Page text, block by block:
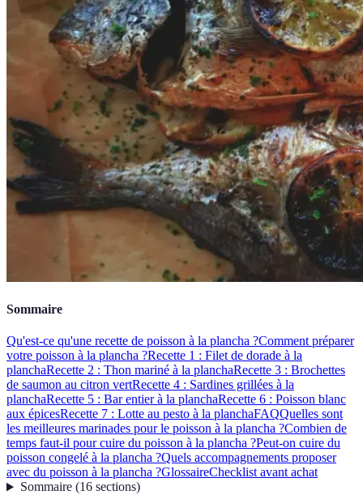
Sommaire
Qu'est-ce qu'une recette de poisson à la plancha ?Comment préparer
votre poisson à la plancha ?Recette 1 : Filet de dorade à la
planchaRecette 2 : Thon mariné à la planchaRecette 3 : Brochettes
de saumon au citron vertRecette 4 : Sardines grillées à la
planchaRecette 5 : Bar entier à la planchaRecette 6 : Poisson blanc
aux épicesRecette 7 : Lotte au pesto à la planchaFAQQuelles sont
les meilleures marinades pour le poisson à la plancha ?Combien de
temps faut-il pour cuire du poisson à la plancha ?Peut-on cuire du
poisson congelé à la plancha ?Quels accompagnements proposer
avec du poisson à la plancha ?GlossaireChecklist avant achat
Sommaire(16 sections)